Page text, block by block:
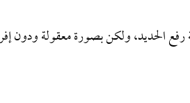
الحديد، ولكن بصورة معقولة ودون